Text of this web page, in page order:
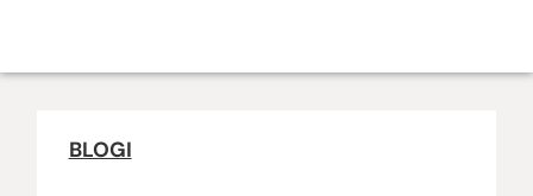
BLOGI